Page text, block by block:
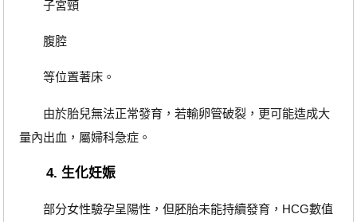
子宮頸
腹腔
等位置著床。
由於胎兒無法正常發育，若輸卵管破裂，更可能造成大
量內出血，屬婦科急症。
4. 生化妊娠
部分女性驗孕呈陽性，但胚胎未能持續發育，HCG數值